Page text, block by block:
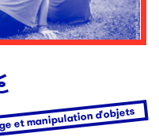
et manipulation d'objets